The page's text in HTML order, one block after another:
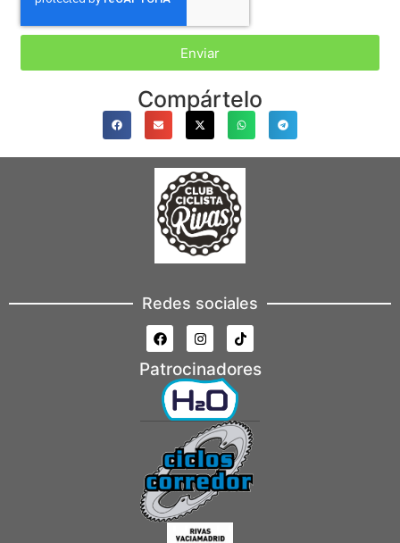
Enviar
Compártelo
Redes sociales
Patrocinadores